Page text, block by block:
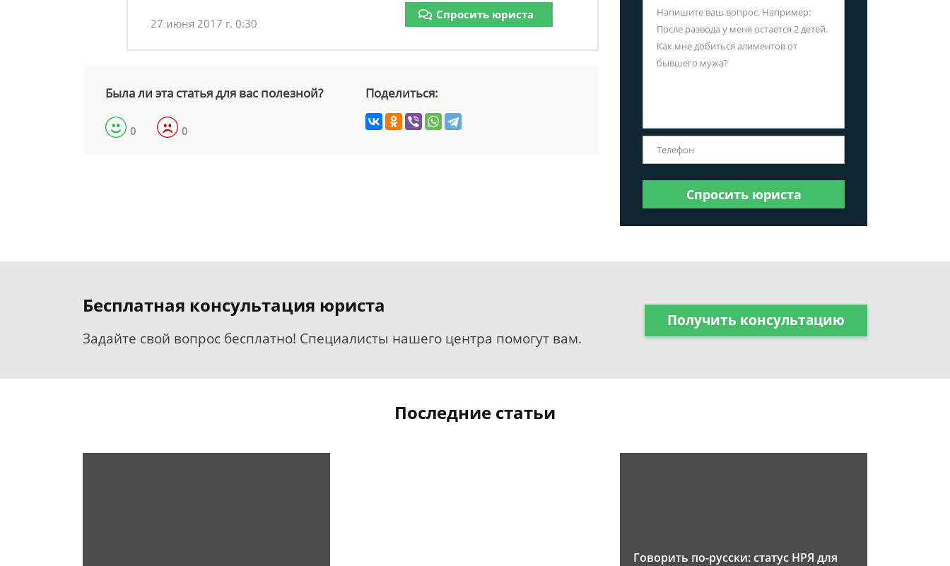
27 июня 2017 г. 0:30
Спросить юриста
Была ли эта статья для вас полезной?
0 0
Поделиться:
Спросить юриста
Бесплатная консультация юриста
Задайте свой вопрос бесплатно! Специалисты нашего центра помогут вам.
Получить консультацию
Последние статьи
Говорить по-русски: статус НРЯ для